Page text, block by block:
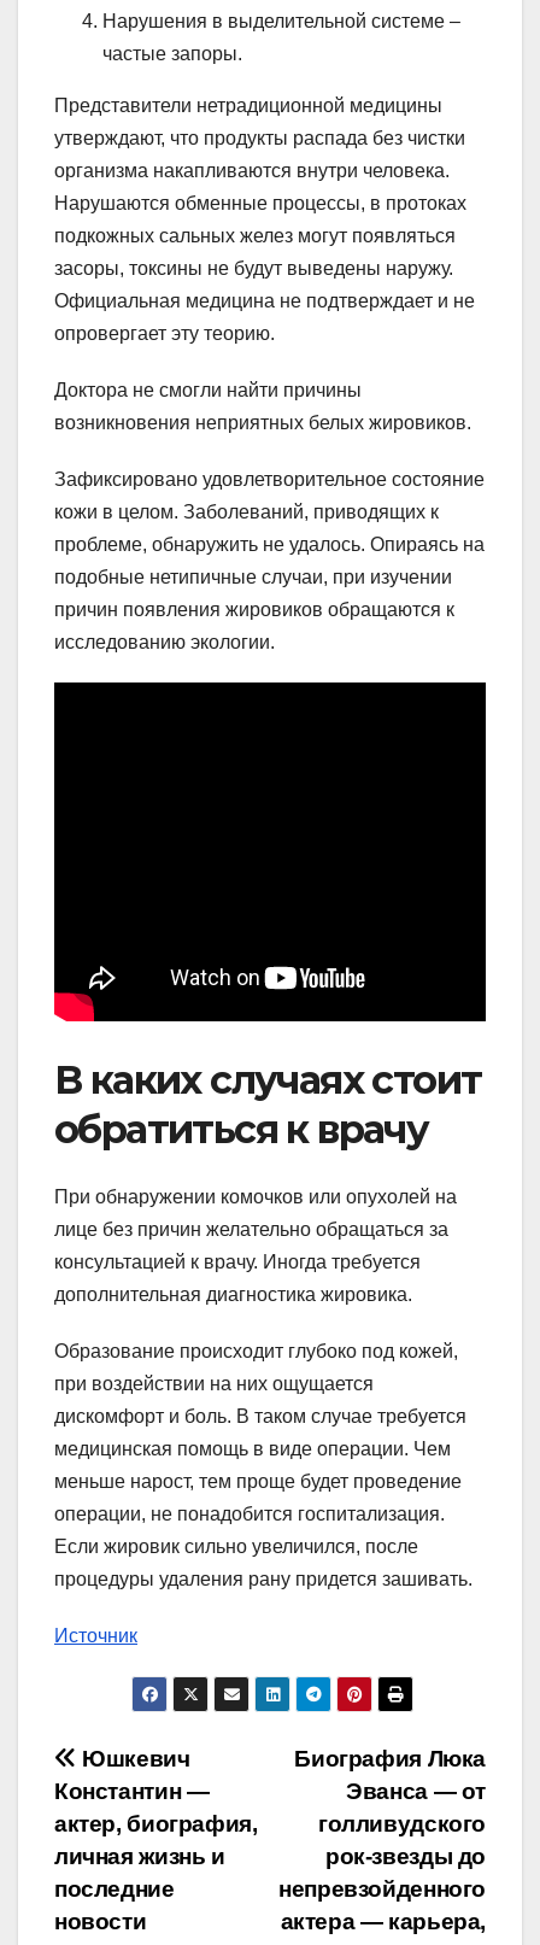
Нарушения в выделительной системе –
частые запоры.
Представители нетрадиционной медицины
утверждают, что продукты распада без чистки
организма накапливаются внутри человека.
Нарушаются обменные процессы, в протоках
подкожных сальных желез могут появляться
засоры, токсины не будут выведены наружу.
Официальная медицина не подтверждает и не
опровергает эту теорию.
Доктора не смогли найти причины
возникновения неприятных белых жировиков.
Зафиксировано удовлетворительное состояние
кожи в целом. Заболеваний, приводящих к
проблеме, обнаружить не удалось. Опираясь на
подобные нетипичные случаи, при изучении
причин появления жировиков обращаются к
исследованию экологии.
В каких случаях стоит
обратиться к врачу
При обнаружении комочков или опухолей на
лице без причин желательно обращаться за
консультацией к врачу. Иногда требуется
дополнительная диагностика жировика.
Образование происходит глубоко под кожей,
при воздействии на них ощущается
дискомфорт и боль. В таком случае требуется
медицинская помощь в виде операции. Чем
меньше нарост, тем проще будет проведение
операции, не понадобится госпитализация.
Если жировик сильно увеличился, после
процедуры удаления рану придется зашивать.
Источник
Навигация
по
записям
Биография Люка
Эванса — от
голливудского
рок-звезды до
непревзойденного
актера — карьера,
Юшкевич
Константин —
актер, биография,
личная жизнь и
последние
новости